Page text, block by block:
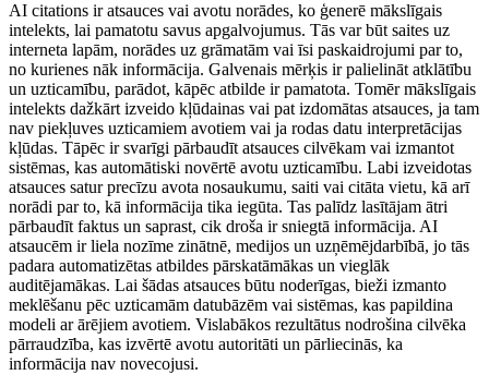
AI citations ir atsauces vai avotu norādes, ko ģenerē mākslīgais
intelekts, lai pamatotu savus apgalvojumus. Tās var būt saites uz
interneta lapām, norādes uz grāmatām vai īsi paskaidrojumi par to,
no kurienes nāk informācija. Galvenais mērķis ir palielināt atklātību
un uzticamību, parādot, kāpēc atbilde ir pamatota. Tomēr mākslīgais
intelekts dažkārt izveido kļūdainas vai pat izdomātas atsauces, ja tam
nav piekļuves uzticamiem avotiem vai ja rodas datu interpretācijas
kļūdas. Tāpēc ir svarīgi pārbaudīt atsauces cilvēkam vai izmantot
sistēmas, kas automātiski novērtē avotu uzticamību. Labi izveidotas
atsauces satur precīzu avota nosaukumu, saiti vai citāta vietu, kā arī
norādi par to, kā informācija tika iegūta. Tas palīdz lasītājam ātri
pārbaudīt faktus un saprast, cik droša ir sniegtā informācija. AI
atsaucēm ir liela nozīme zinātnē, medijos un uzņēmējdarbībā, jo tās
padara automatizētas atbildes pārskatāmākas un vieglāk
auditējamākas. Lai šādas atsauces būtu noderīgas, bieži izmanto
meklēšanu pēc uzticamām datubāzēm vai sistēmas, kas papildina
modeli ar ārējiem avotiem. Vislabākos rezultātus nodrošina cilvēka
pārraudzība, kas izvērtē avotu autoritāti un pārliecinās, ka
informācija nav novecojusi.